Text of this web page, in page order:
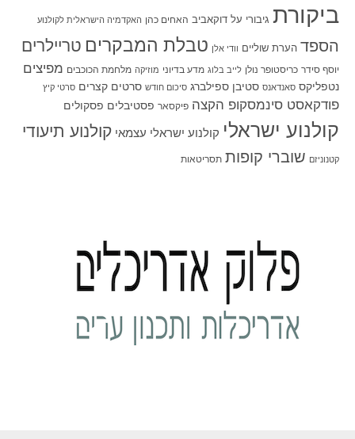
ביקורת גיבורי על דוקאביב האחים כהן האקדמיה הישראלית לקולנוע
הספד הערת שוליים וודי אלן טבלת המבקרים טריילרים
יוסף סידר כריסטופר נולן לייב בלוג מדע בדיוני מוזיקה מלחמת הכוכבים מפיצים
נטפליקס סאנדאנס סטיבן ספילברג סיכום חודש סרטים קצרים סרטי קיץ
פודקאסט סינמסקופ הקצה פיקסאר פסטיבלים פסקולים
קולנוע ישראלי קולנוע ישראלי עצמאי קולנוע תיעודי
קטנוניזם שוברי קופות תסריטאות